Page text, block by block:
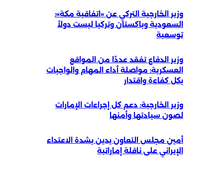
وزير الخارجية التركي عن «اتفاقية مكة»:
السعودية وباكستان وتركيا ليست دولاً
توسعية
وزير الدفاع تفقد عددًا من المواقع
العسكرية: مواصلة أداء المهام والواجبات
بكل كفاءة واقتدار
وزير الخارجية: دعم كل إجراءات الإمارات
لصون سيادتها وأمنها
أمين مجلس التعاون يدين بشدة الاعتداء
الإيراني على ناقلة إماراتية